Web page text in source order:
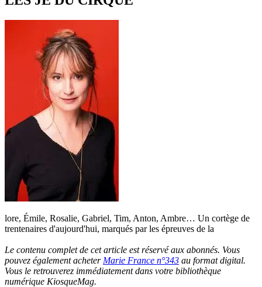
lore, Émile, Rosalie, Gabriel, Tim, Anton, Ambre… Un cortège de
trentenaires d'aujourd'hui, marqués par les épreuves de la
Le contenu complet de cet article est réservé aux abonnés. Vous
pouvez également acheter Marie France n°343 au format digital.
Vous le retrouverez immédiatement dans votre bibliothèque
numérique KiosqueMag.